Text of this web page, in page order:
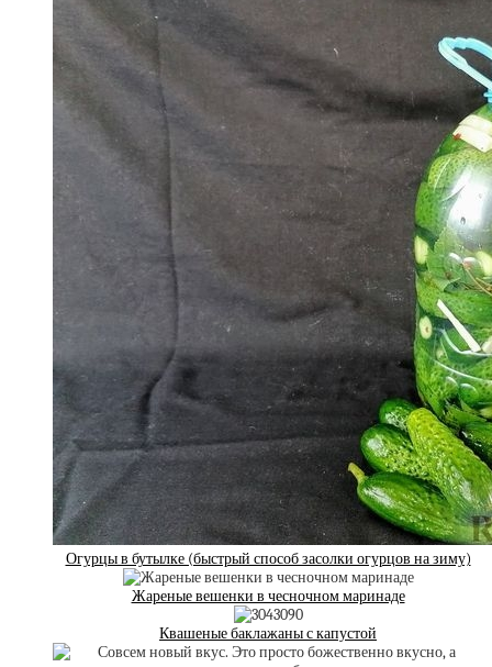
Огурцы в бутылке (быстрый способ засолки огурцов на зиму)
Жареные вешенки в чесночном маринаде
Квашеные баклажаны с капустой